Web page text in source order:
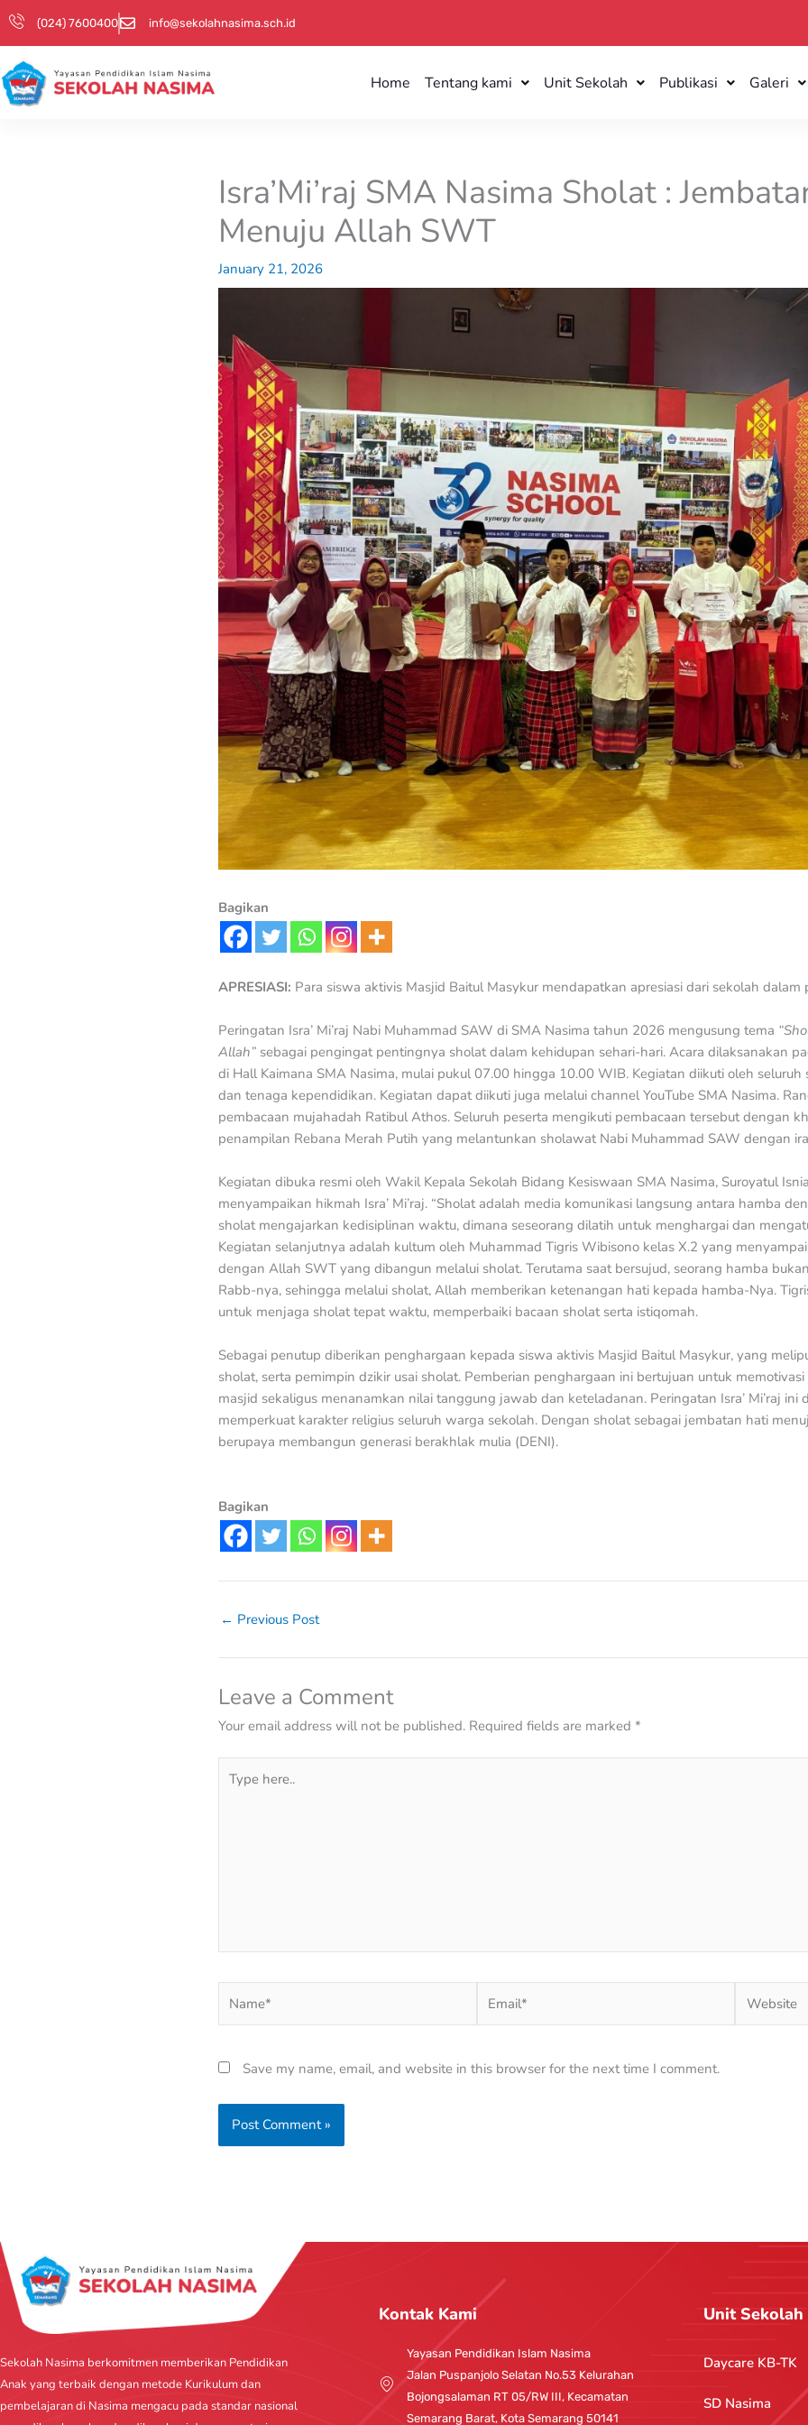
Skip
(024) 7600400 info@sekolahnasima.sch.id
Home Tentang kami Unit Sekolah Publikasi Galeri
Isra’Mi’raj SMA Nasima Sholat :
Menuju Allah SWT
January 21, 2026
Bagikan
APRESIASI: Para siswa aktivis Masjid Baitul Masykur mendapatkan apresiasi dari sekolah dalam
Peringatan Isra’ Mi’raj Nabi Muhammad SAW di SMA Nasima tahun 2026 mengusung tema
Allah” sebagai pengingat pentingnya sholat dalam kehidupan sehari-hari. Acara dilaksanakan
di Hall Kaimana SMA Nasima, mulai pukul 07.00 hingga 10.00 WIB. Kegiatan diikuti oleh seluruh
dan tenaga kependidikan. Kegiatan dapat diikuti juga melalui channel YouTube SMA Nasima.
pembacaan mujahadah Ratibul Athos. Seluruh peserta mengikuti pembacaan tersebut dengan
penampilan Rebana Merah Putih yang melantunkan sholawat Nabi Muhammad SAW dengan
Kegiatan dibuka resmi oleh Wakil Kepala Sekolah Bidang Kesiswaan SMA Nasima, Suroyatul
menyampaikan hikmah Isra’ Mi’raj. “Sholat adalah media komunikasi langsung antara hamba
sholat mengajarkan kedisiplinan waktu, dimana seseorang dilatih untuk menghargai dan
Kegiatan selanjutnya adalah kultum oleh Muhammad Tigris Wibisono kelas X.2 yang
dengan Allah SWT yang dibangun melalui sholat. Terutama saat bersujud, seorang hamba
Rabb-nya, sehingga melalui sholat, Allah memberikan ketenangan hati kepada hamba-Nya.
untuk menjaga sholat tepat waktu, memperbaiki bacaan sholat serta istiqomah.
Sebagai penutup diberikan penghargaan kepada siswa aktivis Masjid Baitul Masykur, yang
sholat, serta pemimpin dzikir usai sholat. Pemberian penghargaan ini bertujuan untuk
masjid sekaligus menanamkan nilai tanggung jawab dan keteladanan. Peringatan Isra’ Mi’raj ini
memperkuat karakter religius seluruh warga sekolah. Dengan sholat sebagai jembatan hati
berupaya membangun generasi berakhlak mulia (DENI).
Bagikan
← Previous Post
Leave a Comment
Your email address will not be published. Required fields are marked *
here..
Save my name, email, and website in this browser for the next time I comment.
Sekolah Nasima berkomitmen memberikan Pendidikan
Anak yang terbaik dengan metode Kurikulum dan
pembelajaran di Nasima mengacu pada standar nasional
Kontak Kami
Yayasan Pendidikan Islam Nasima
Jalan Puspanjolo Selatan No.53 Kelurahan
Bojongsalaman RT 05/RW III, Kecamatan
Semarang Barat, Kota Semarang 50141
Unit Sekolah
Daycare KB-TK
SD Nasima